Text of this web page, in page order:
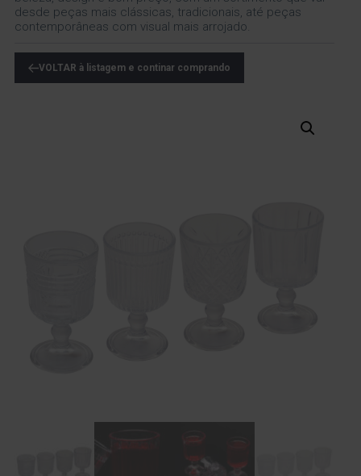
desde peças mais clássicas, tradicionais, até peças
contemporâneas com visual mais arrojado.
VOLTAR à listagem e continar comprando